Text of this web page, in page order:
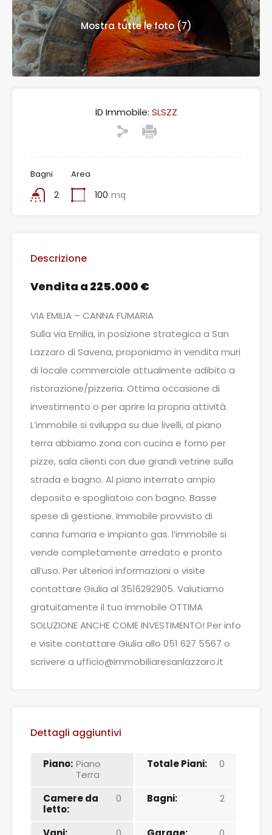
Mostra tutte le foto (7)
ID Immobile: SLSZZ
Bagni
2
Area
100 mq
Descrizione
Vendita a 225.000 €
VIA EMILIA – CANNA FUMARIA
Sulla via Emilia, in posizione strategica a San
Lazzaro di Savena, proponiamo in vendita muri
di locale commerciale attualmente adibito a
ristorazione/pizzeria. Ottima occasione di
investimento o per aprire la propria attività.
L’immobile si sviluppa su due livelli, al piano
terra abbiamo zona con cucina e forno per
pizze, sala clienti con due grandi vetrine sulla
strada e bagno. Al piano interrato ampio
deposito e spogliatoio con bagno. Basse
spese di gestione. Immobile provvisto di
canna fumaria e impianto gas. l’immobile si
vende completamente arredato e pronto
all’uso. Per ulteriori informazioni o visite
contattare Giulia al 3516292905. Valutiamo
gratuitamente il tuo immobile OTTIMA
SOLUZIONE ANCHE COME INVESTIMENTO! Per info
e visite contattare Giulia allo 051 627 5567 o
scrivere a ufficio@immobiliaresanlazzaro.it
Dettagli aggiuntivi
Piano: Piano
Terra
Totale Piani: 0
Camere da
letto:
0 Bagni: 2